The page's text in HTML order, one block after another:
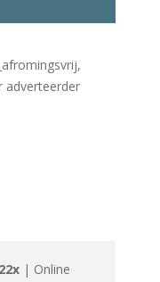
adverteerder
22x | Online